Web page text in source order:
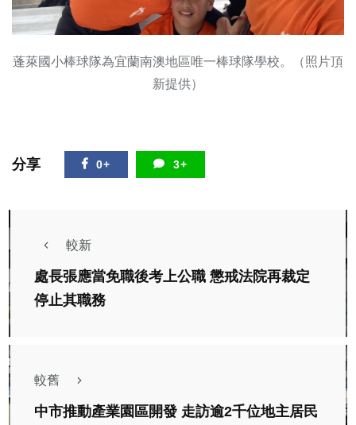
蓬萊國小棒球隊為宜蘭南澳地區唯一棒球隊學校。（照片頂
新提供）
分享 0+ 3+
較新
處長張應當免職後考上公職 懲戒法院再裁定
停止其職務
較舊
中市推動產業園區開發 走訪逾2千位地主居民